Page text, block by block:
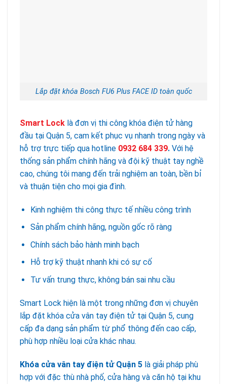
Lắp đặt khóa Bosch FU6 Plus FACE ID toàn quốc
Smart Lock là đơn vị thi công khóa điện tử hàng
đầu tại Quận 5, cam kết phục vụ nhanh trong ngày và
hỗ trợ trực tiếp qua hotline 0932 684 339. Với hệ
thống sản phẩm chính hãng và đội kỹ thuật tay nghề
cao, chúng tôi mang đến trải nghiệm an toàn, bền bỉ
và thuận tiện cho mọi gia đình.
Kinh nghiệm thi công thực tế nhiều công trình
Sản phẩm chính hãng, nguồn gốc rõ ràng
Chính sách bảo hành minh bạch
Hỗ trợ kỹ thuật nhanh khi có sự cố
Tư vấn trung thực, không bán sai nhu cầu
Smart Lock hiện là một trong những đơn vị chuyên
lắp đặt khóa cửa vân tay điện tử tại Quận 5, cung
cấp đa dạng sản phẩm từ phổ thông đến cao cấp,
phù hợp nhiều loại cửa khác nhau.
Khóa cửa vân tay điện tử Quận 5 là giải pháp phù
hợp với đặc thù nhà phố, cửa hàng và căn hộ tại khu